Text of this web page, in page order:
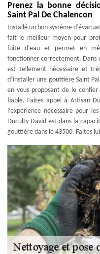
Prenez la bonne
Saint Pal De Chalencon
Installé un bon système
fait le meilleur moyen pour
fuite d’eau et permet en
fonctionner correctement. Dans
est tellement nécessaire et
d’installer une gouttière Saint
en vous proposant de le
fiable. Faites appel à Artisan
l’expérience nécessaire pour
Duculty David est dans la
gouttière dans le 43500. Faites